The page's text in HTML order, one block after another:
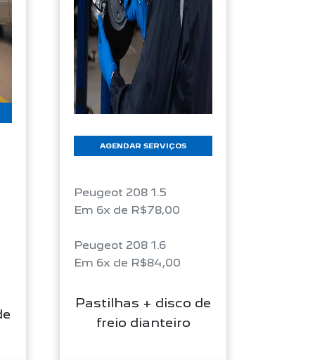
Pastilhas + disco de
freio dianteiro
AGENDAR SERVIÇOS
Peugeot 208 1.5
Em 6x de R$78,00
Peugeot 208 1.6
Em 6x de R$84,00